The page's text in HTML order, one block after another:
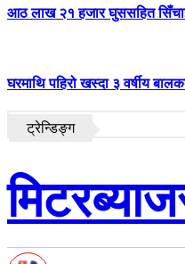
आठ लाख २१ हजार घुससहित
घरमाथि पहिरो खस्दा ३ वर्षीय
ट्रेन्डिङ्ग